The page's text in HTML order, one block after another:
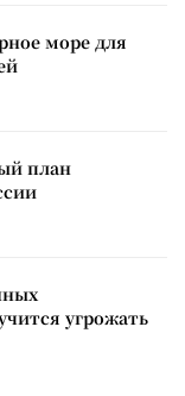
море для
план
угрожать